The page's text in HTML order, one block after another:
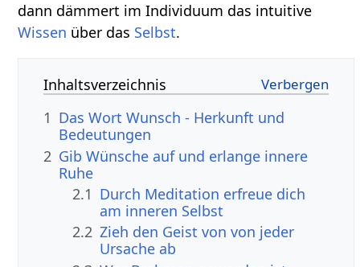
dann dämmert im Individuum das intuitive
Wissen über das Selbst.
Inhaltsverzeichnis
1 Das Wort Wunsch - Herkunft und
Bedeutungen
2 Gib Wünsche auf und erlange innere
Ruhe
2.1 Durch Meditation erfreue dich
am inneren Selbst
2.2 Zieh den Geist von von jeder
Ursache ab